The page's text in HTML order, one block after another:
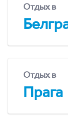
Отдых в
Отдых в
Прага